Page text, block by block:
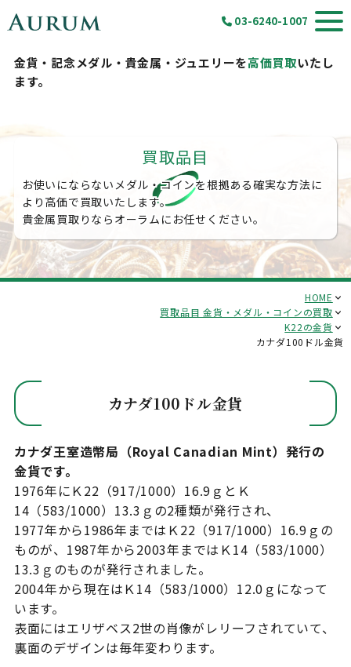
金貨・記念メダル・貴金属・ジュエリーを高価買取いたし
ます。
買取品目
お使いにならないメダル・コインを根拠ある確実な方法に
より高価で買取いたします。
貴金属買取りならオーラムにお任せください。
HOME
買取品目 金貨・メダル・コインの買取
K22の金貨
カナダ100ドル金貨
カナダ100ドル金貨
カナダ王室造幣局（Royal Canadian Mint）発行の
金貨です。
1976年にＫ22（917/1000）16.9ｇとＫ
14（583/1000）13.3ｇの2種類が発行され、
1977年から1986年まではＫ22（917/1000）16.9ｇの
ものが、1987年から2003年まではＫ14（583/1000）
13.3ｇのものが発行されました。
2004年から現在はＫ14（583/1000）12.0ｇになって
います。
表面にはエリザベス2世の肖像がレリーフされていて、
裏面のデザインは毎年変わります。
03-6240-1007